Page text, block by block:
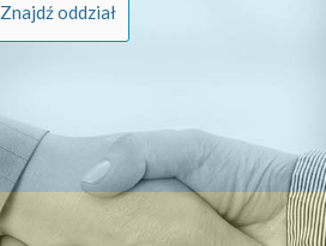
Znajdź oddział